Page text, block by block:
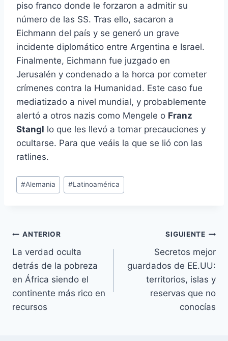
piso franco donde le forzaron a admitir su
número de las SS. Tras ello, sacaron a
Eichmann del país y se generó un grave
incidente diplomático entre Argentina e Israel.
Finalmente, Eichmann fue juzgado en
Jerusalén y condenado a la horca por cometer
crímenes contra la Humanidad. Este caso fue
mediatizado a nivel mundial, y probablemente
alertó a otros nazis como Mengele o Franz
Stangl lo que les llevó a tomar precauciones y
ocultarse. Para que veáis la que se lió con las
ratlines.
Etiquetas
de
#Alemania #Latinoamérica
Navegación
de
entradas
ANTERIOR
La verdad oculta
detrás de la pobreza
en África siendo el
continente más rico en
recursos
SIGUIENTE
Secretos mejor
guardados de EE.UU:
territorios, islas y
reservas que no
conocías